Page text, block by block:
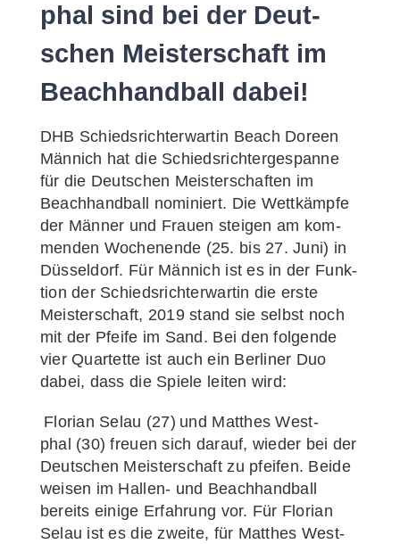
phal sind bei der Deut­
schen Meis­ter­schaft im
Beach­hand­ball dabei!
DHB Schieds­rich­ter­war­tin Beach Doreen
Män­nich hat die Schieds­rich­ter­ge­span­ne
für die Deut­schen Meis­ter­schaf­ten im
Beach­hand­ball nomi­niert. Die Wett­kämp­fe
der Män­ner und Frau­en stei­gen am kom­
men­den Wochen­en­de (25. bis 27. Juni) in
Düs­sel­dorf. Für Män­nich ist es in der Funk­
ti­on der Schieds­rich­ter­war­tin die ers­te
Meis­ter­schaft, 2019 stand sie selbst noch
mit der Pfei­fe im Sand. Bei den fol­gen­de
vier Quar­tet­te ist auch ein Ber­li­ner Duo
dabei, dass die Spie­le lei­ten wird:
Flo­ri­an Sel­au (27) und Matthes West­
phal (30) freu­en sich dar­auf, wie­der bei der
Deut­schen Meis­ter­schaft zu pfei­fen. Bei­de
wei­sen im Hal­­len- und Beach­hand­ball
bereits eini­ge Erfah­rung vor. Für Flo­ri­an
Sel­au ist es die zwei­te, für Matthes West­